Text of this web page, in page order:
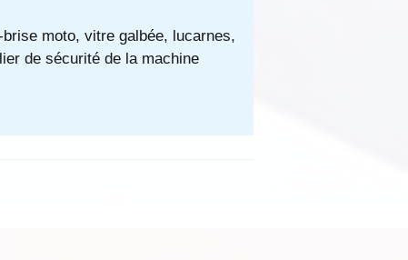
brise moto, vitre galbée, lucarnes,
de sécurité de la machine